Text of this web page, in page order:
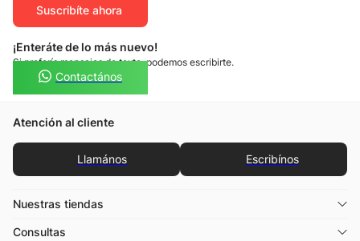
Suscribíte ahora
¡Enteráte de lo más nuevo!
Si preferís mensajes de texto, podemos escribirte.
Contactános
Atención al cliente
Llamános Escribínos
Nuestras tiendas
Consultas